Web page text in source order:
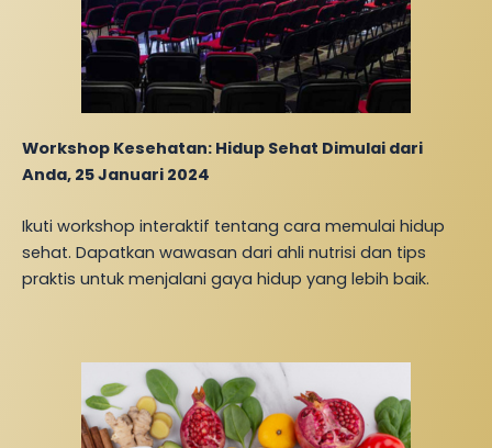
Workshop Kesehatan: Hidup Sehat Dimulai dari
Anda, 25 Januari 2024
Ikuti workshop interaktif tentang cara memulai hidup
sehat. Dapatkan wawasan dari ahli nutrisi dan tips
praktis untuk menjalani gaya hidup yang lebih baik.